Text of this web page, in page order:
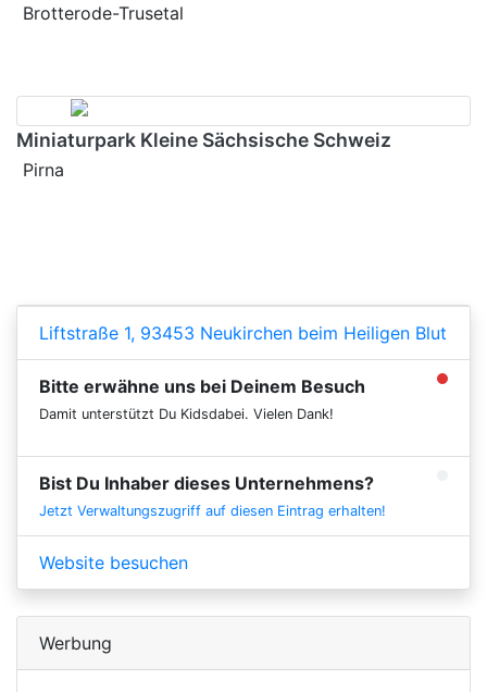
Brotterode-Trusetal
Miniaturpark Kleine Sächsische Schweiz
Pirna
Liftstraße 1, 93453 Neukirchen beim Heiligen Blut
Bitte erwähne uns bei Deinem Besuch
Damit unterstützt Du Kidsdabei. Vielen Dank!
Bist Du Inhaber dieses Unternehmens?
Jetzt Verwaltungszugriff auf diesen Eintrag erhalten!
Website besuchen
Werbung